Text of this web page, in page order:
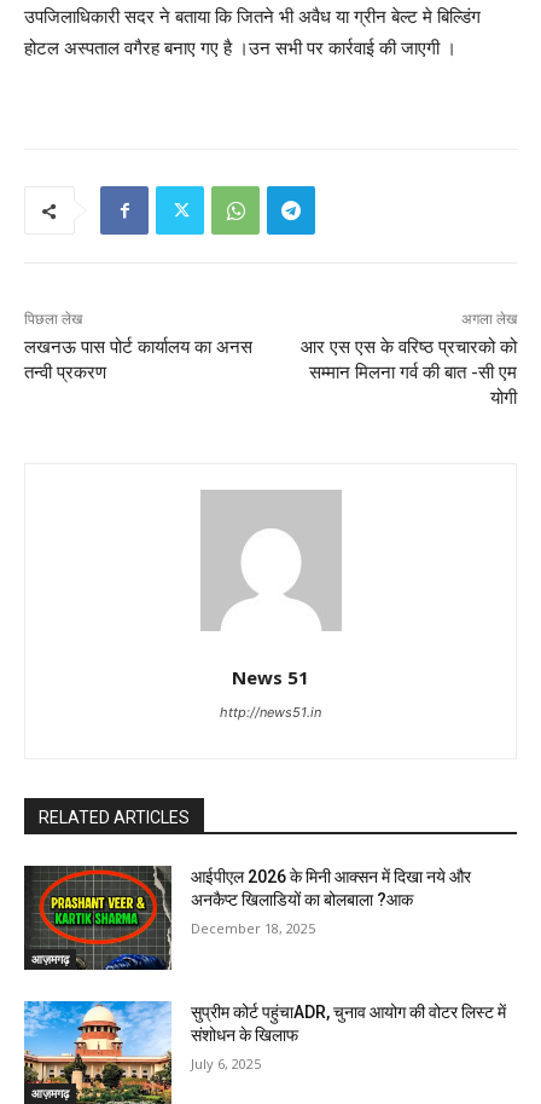
उपजिलाधिकारी सदर ने बताया कि जितने भी अवैध या ग्रीन बेल्ट मे बिल्डिंग
होटल अस्पताल वगैरह बनाए गए है ।उन सभी पर कार्रवाई की जाएगी ।
पिछला लेख
लखनऊ पास पोर्ट कार्यालय का अनस
तन्वी प्रकरण
अगला लेख
आर एस एस के वरिष्ठ प्रचारको को
सम्मान मिलना गर्व की बात -सी एम
योगी
News 51
http://news51.in
RELATED ARTICLES
आज़मगढ़
आईपीएल 2026 के मिनी आक्सन में दिखा नये और
अनकैप्ट खिलाडियों का बोलबाला ?आक
December 18, 2025
आज़मगढ़
सुप्रीम कोर्ट पहुंचाADR, चुनाव आयोग की वोटर लिस्ट में
संशोधन के खिलाफ
July 6, 2025